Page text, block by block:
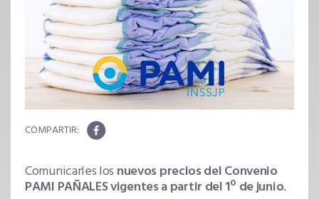
Comunicarles los nuevos precios del Convenio
PAMI PAÑALES vigentes a partir del 1º de junio.